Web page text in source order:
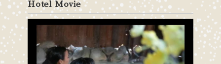
Hotel Movie